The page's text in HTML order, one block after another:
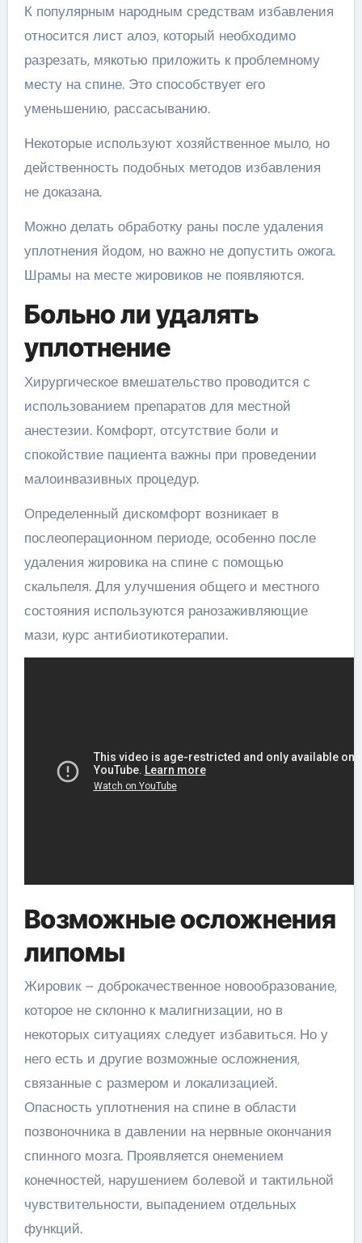
К популярным народным средствам избавления
относится лист алоэ, который необходимо
разрезать, мякотью приложить к проблемному
месту на спине. Это способствует его
уменьшению, рассасыванию.
Некоторые используют хозяйственное мыло, но
действенность подобных методов избавления
не доказана.
Можно делать обработку раны после удаления
уплотнения йодом, но важно не допустить ожога.
Шрамы на месте жировиков не появляются.
Больно ли удалять
уплотнение
Хирургическое вмешательство проводится с
использованием препаратов для местной
анестезии. Комфорт, отсутствие боли и
спокойствие пациента важны при проведении
малоинвазивных процедур.
Определенный дискомфорт возникает в
послеоперационном периоде, особенно после
удаления жировика на спине с помощью
скальпеля. Для улучшения общего и местного
состояния используются ранозаживляющие
мази, курс антибиотикотерапии.
Возможные осложнения
липомы
Жировик – доброкачественное новообразование,
которое не склонно к малигнизации, но в
некоторых ситуациях следует избавиться. Но у
него есть и другие возможные осложнения,
связанные с размером и локализацией.
Опасность уплотнения на спине в области
позвоночника в давлении на нервные окончания
спинного мозга. Проявляется онемением
конечностей, нарушением болевой и тактильной
чувствительности, выпадением отдельных
функций.